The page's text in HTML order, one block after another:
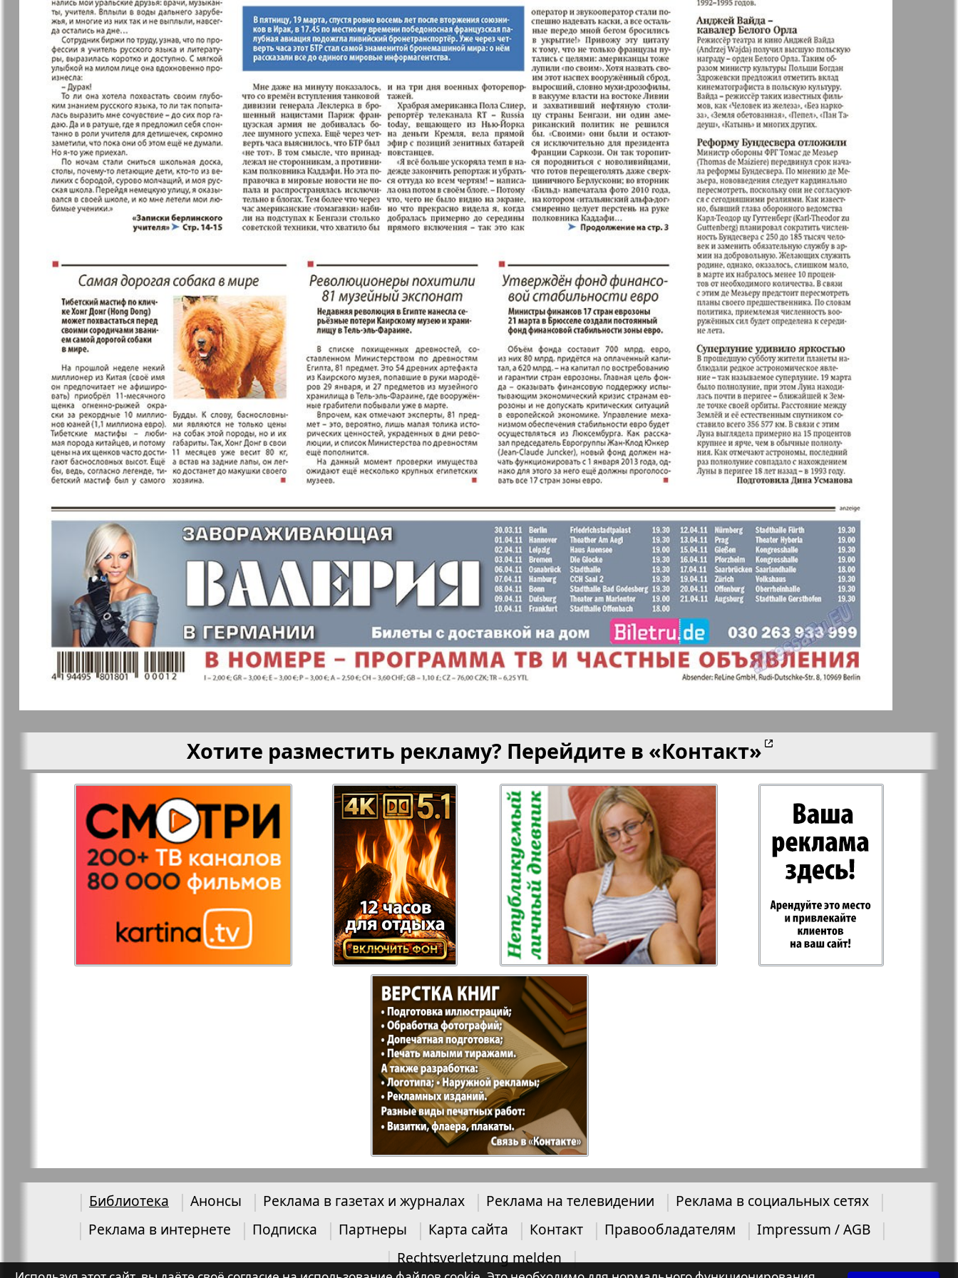
Еврейская газета
Еврейская
панорама
Европа экспресс Жасмин Жизнь женщины
Закон и люди
Зарубежные
записки
Здоровье Идеальная фирма Известия BW
Изюм iDEAL Карьера Катюша Кенгуру
КП в Европе Крот в Германии Кругозор Кругозор плюс!
Kulinar TV Kurorte aktuell LDK по-русски Life in Франкфурт М-City
Мила
Мир отдыха и
здоровья
Мюнхен-сити
My City Frankfurt
am Main
Наша марка Наше Турбюро Нескучная газета Новая Wолна Норд
Объектив EU Остров там и тут
Ost-West
Panorama
Отдыхай-Купи-
продай
Партнер-север
Парус Переселенец Подруга
PRO Women
Europe
Районка-Nord-Ost-
Bremen-NRW
Районка-Süd-West
Районка-Nord-Ost-
Bremen
Районка-West Регион Редакция Берлин
Редакция
Германия
Рейнская газета Рецепты здоровья Heimat-Родина Рубеж
Вюртемберг
Светлана в
Германии
Свой дом Семейная газета Слово и дело Svet/Lana
Товары и услуги Толстяк Торговый Центр Точка DE TV-бульвар
У нас в Баварии У нас в Гамбурге Флирт Хоттабыч
Экспресс газета Эрудит-Экстра Эрудит-MIX
Хотите разместить рекламу? Перейдите в «Контакт»
Библиотека Анонсы Реклама в газетах и журналах Реклама на телевидении
Реклама в социальных сетях
Реклама в интернете
Подписка Партнеры Карта сайта Контакт Правообладателям
Impressum / AGB
Rechtsverletzung melden